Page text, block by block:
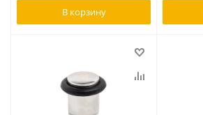
В корзину